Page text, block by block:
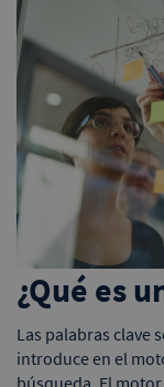
¿Qué es
Las palabras clave
introduce en el
búsqueda. El